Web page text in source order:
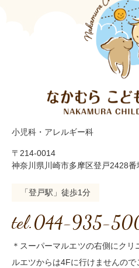
小児科・アレルギー科
〒214-0014
神奈川県川崎市多摩区登戸2428
「登戸駅」徒歩1分
tel.044-935-
＊スーパーマルエツの右側にク
ルエツからは4Fに行けませんので